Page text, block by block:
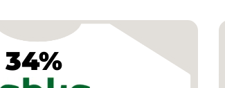
34%